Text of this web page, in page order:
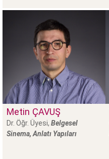
Metin ÇAVUŞ
Dr. Öğr. Üyesi, Belgesel
Sinema, Anlatı Yapıları